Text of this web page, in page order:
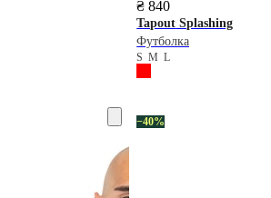
₴ 840
Tapout Splashing
Футболка
SML
−40%